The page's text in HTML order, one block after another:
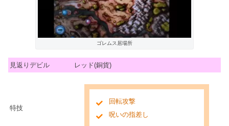
ゴレムス居場所
見返りデビル レッド(銅貨)
特技
回転攻撃
呪いの指差し